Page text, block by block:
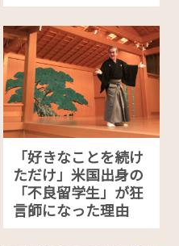
「好きなことを続け
ただけ」米国出身の
「不良留学生」が狂
言師になった理由